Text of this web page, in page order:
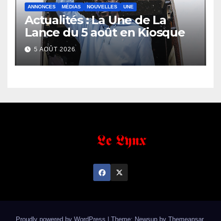
ANNONCES MÉDIAS NOUVELLES UNE
Actualités : La Une de La
Lance du 5 août en Kiosque
5 AOÛT 2026
Proudly powered by WordPress Theme: Newsup by Themeansar.